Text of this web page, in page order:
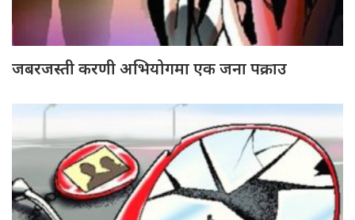
जबरजस्ती करणी अभियोगमा एक जना पक्राउ